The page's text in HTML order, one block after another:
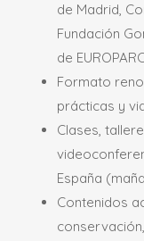
de Madrid,
Fundación
de
Formato
prácticas y
Clases,
España
Contenidos